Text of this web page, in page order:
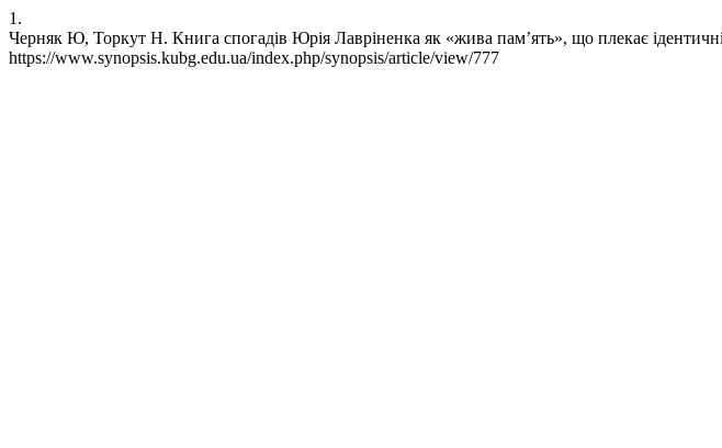
1.
Черняк Ю, Торкут Н. Книга спогадів Юрія Лавріненка як «жива пам’ять», що плекає
https://www.synopsis.kubg.edu.ua/index.php/synopsis/article/view/777